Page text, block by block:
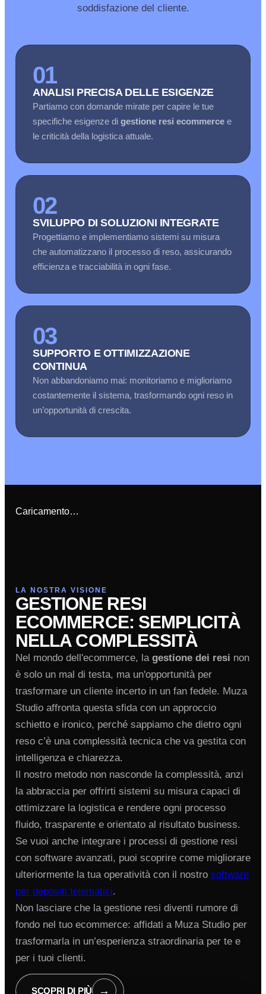
soddisfazione del cliente.
01
ANALISI PRECISA DELLE ESIGENZE
Partiamo con domande mirate per capire le tue
specifiche esigenze di gestione resi ecommercee
le criticità della logistica attuale.
02
SVILUPPO DI SOLUZIONI INTEGRATE
Progettiamo e implementiamo sistemi su misura
che automatizzano il processo di reso, assicurando
efficienza e tracciabilità in ogni fase.
03
SUPPORTO E OTTIMIZZAZIONE
CONTINUA
Non abbandoniamo mai: monitoriamo e miglioriamo
costantemente il sistema, trasformando ogni reso in
un’opportunità di crescita.
Caricamento…
LA NOSTRA VISIONE
GESTIONE RESI
ECOMMERCE: SEMPLICITÀ
NELLA COMPLESSITÀ
Nel mondo dell'ecommerce, la gestione dei resi non
è solo un mal di testa, ma un'opportunità per
trasformare un cliente incerto in un fan fedele. Muza
Studio affronta questa sfida con un approccio
schietto e ironico, perché sappiamo che dietro ogni
reso c’è una complessità tecnica che va gestita con
intelligenza e chiarezza.
Il nostro metodo non nasconde la complessità, anzi
la abbraccia per offrirti sistemi su misura capaci di
ottimizzare la logistica e rendere ogni processo
fluido, trasparente e orientato al risultato business.
Se vuoi anche integrare i processi di gestione resi
con software avanzati, puoi scoprire come migliorare
ulteriormente la tua operatività con il nostro software
per depositi telematici.
Non lasciare che la gestione resi diventi rumore di
fondo nel tuo ecommerce: affidati a Muza Studio per
trasformarla in un’esperienza straordinaria per te e
per i tuoi clienti.
SCOPRI DI PIÙ →